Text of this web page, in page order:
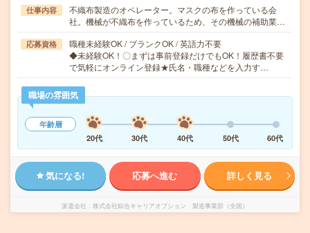
仕事内容
不織布製造のオペレーター。マスクの布を作っている会
社。機械が不織布を作っているため、その機械の補助業…
応募資格
職種未経験OK / ブランクOK / 英語力不要
◆未経験OK！〇まずは事前登録だけでもOK！履歴書不要
で気軽にオンライン登録★氏名・職種などを入力す…
職場の雰囲気
年齢層
20代
30代 40代 50代 60代
気になる! 応募へ進む 詳しく見る
派遣会社 株式会社綜合キャリアオプション 製造事業部（全国）